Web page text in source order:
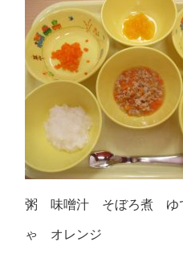
粥 味噌汁 そぼろ煮 ゆ
ゃ オレンジ